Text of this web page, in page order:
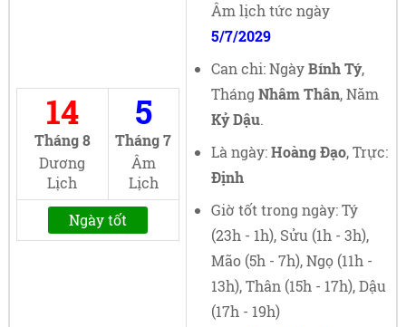
14
Tháng 8
Dương
Lịch
5
Tháng 7
Âm
Lịch
Ngày tốt
Âm lịch tức ngày
5/7/2029
Can chi: NgàyBính Tý,
Tháng Nhâm Thân, Năm
Kỷ Dậu.
Là ngày:Hoàng Đạo, Trực:
Định
Giờ tốt trong ngày: Tý
(23h - 1h), Sửu (1h - 3h),
Mão (5h - 7h), Ngọ (11h -
13h), Thân (15h - 17h), Dậu
(17h - 19h)